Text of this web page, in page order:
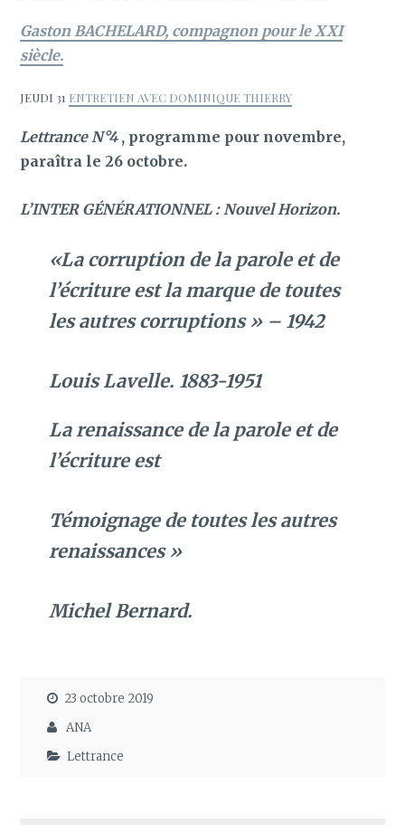
Gaston BACHELARD, compagnon pour le XXI
siècle.
JEUDI 31 ENTRETIEN AVEC DOMINIQUE THIERRY
Lettrance N°4 , programme pour novembre,
paraîtra le 26 octobre.
L’INTER GÉNÉRATIONNEL : Nouvel Horizon.
«La corruption de la parole et de
l’écriture est la marque de toutes
les autres corruptions » – 1942
Louis Lavelle. 1883-1951
La renaissance de la parole et de
l’écriture est
Témoignage de toutes les autres
renaissances »
Michel Bernard.
23 octobre 2019
ANA
Lettrance